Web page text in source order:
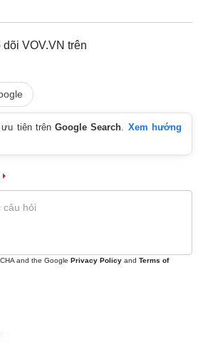
VOV.VN trên
ưu tiên trênGoogle Search
Xem hướng
and the Google Privacy Policy and Terms of